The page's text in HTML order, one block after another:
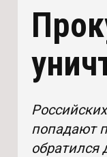
попадают
обратился